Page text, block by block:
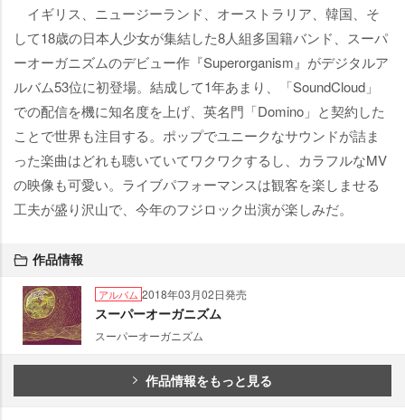
イギリス、ニュージーランド、オーストラリア、韓国、そ
して18歳の日本人少女が集結した8人組多国籍バンド、スーパ
ーオーガニズムのデビュー作『Superorganism』がデジタルア
ルバム53位に初登場。結成して1年あまり、「SoundCloud」
での配信を機に知名度を上げ、英名門「Domino」と契約した
ことで世界も注目する。ポップでユニークなサウンドが詰ま
った楽曲はどれも聴いていてワクワクするし、カラフルなMV
の映像も可愛い。ライブパフォーマンスは観客を楽しませる
工夫が盛り沢山で、今年のフジロック出演が楽しみだ。
作品情報
アルバム 2018年03月02日発売
スーパーオーガニズム
スーパーオーガニズム
作品情報をもっと見る